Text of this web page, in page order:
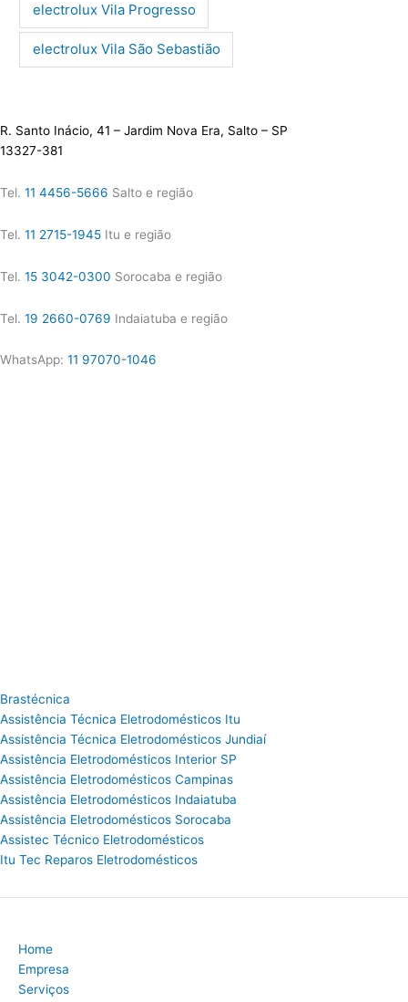
electrolux Vila Progresso
electrolux Vila São Sebastião
R. Santo Inácio, 41 – Jardim Nova Era, Salto – SP
13327-381
Tel. 11 4456-5666 Salto e região
Tel. 11 2715-1945 Itu e região
Tel. 15 3042-0300 Sorocaba e região
Tel. 19 2660-0769 Indaiatuba e região
WhatsApp: 11 97070-1046
Brastécnica
Assistência Técnica Eletrodomésticos Itu
Assistência Técnica Eletrodomésticos Jundiaí
Assistência Eletrodomésticos Interior SP
Assistência Eletrodomésticos Campinas
Assistência Eletrodomésticos Indaiatuba
Assistência Eletrodomésticos Sorocaba
Assistec Técnico Eletrodomésticos
Itu Tec Reparos Eletrodomésticos
Home
Empresa
Serviços